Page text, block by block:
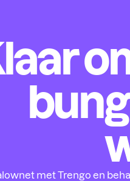
met Trengo en